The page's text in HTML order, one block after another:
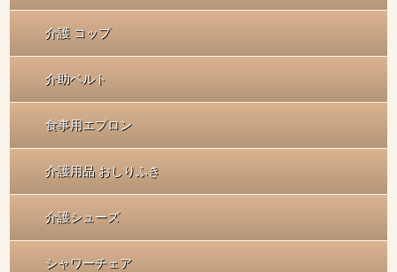
介護 コップ
介助ベルト
食事用エプロン
介護用品 おしりふき
介護シューズ
シャワーチェア